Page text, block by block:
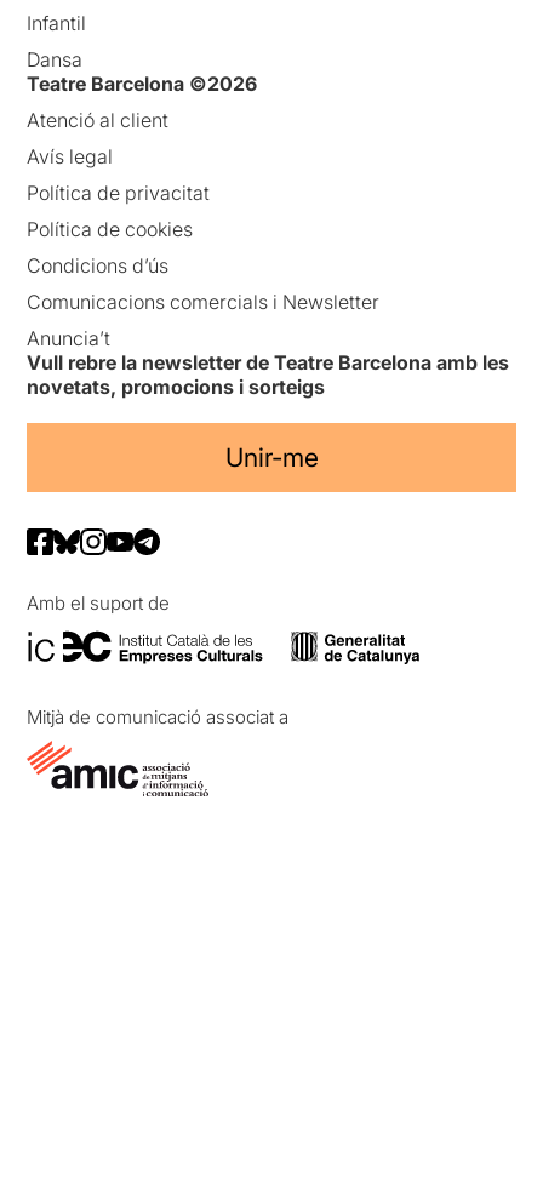
Infantil
Dansa
Teatre Barcelona ©2026
Atenció al client
Avís legal
Política de privacitat
Política de cookies
Condicions d’ús
Comunicacions comercials i Newsletter
Anuncia’t
Vull rebre la newsletter de Teatre Barcelona amb les
novetats, promocions i sorteigs
Unir-me
Amb el suport de
Mitjà de comunicació associat a